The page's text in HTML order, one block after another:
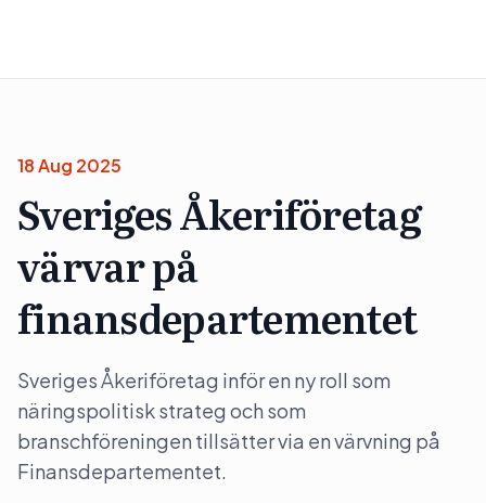
18 Aug 2025
Sveriges Åkeriföretag
värvar på
finansdepartementet
Sveriges Åkeriföretag inför en ny roll som
näringspolitisk strateg och som
branschföreningen tillsätter via en värvning på
Finansdepartementet.